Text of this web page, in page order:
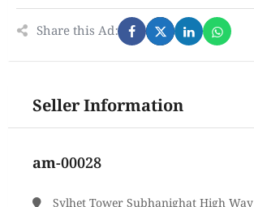
Share this Ad:
Seller Information
am-00028